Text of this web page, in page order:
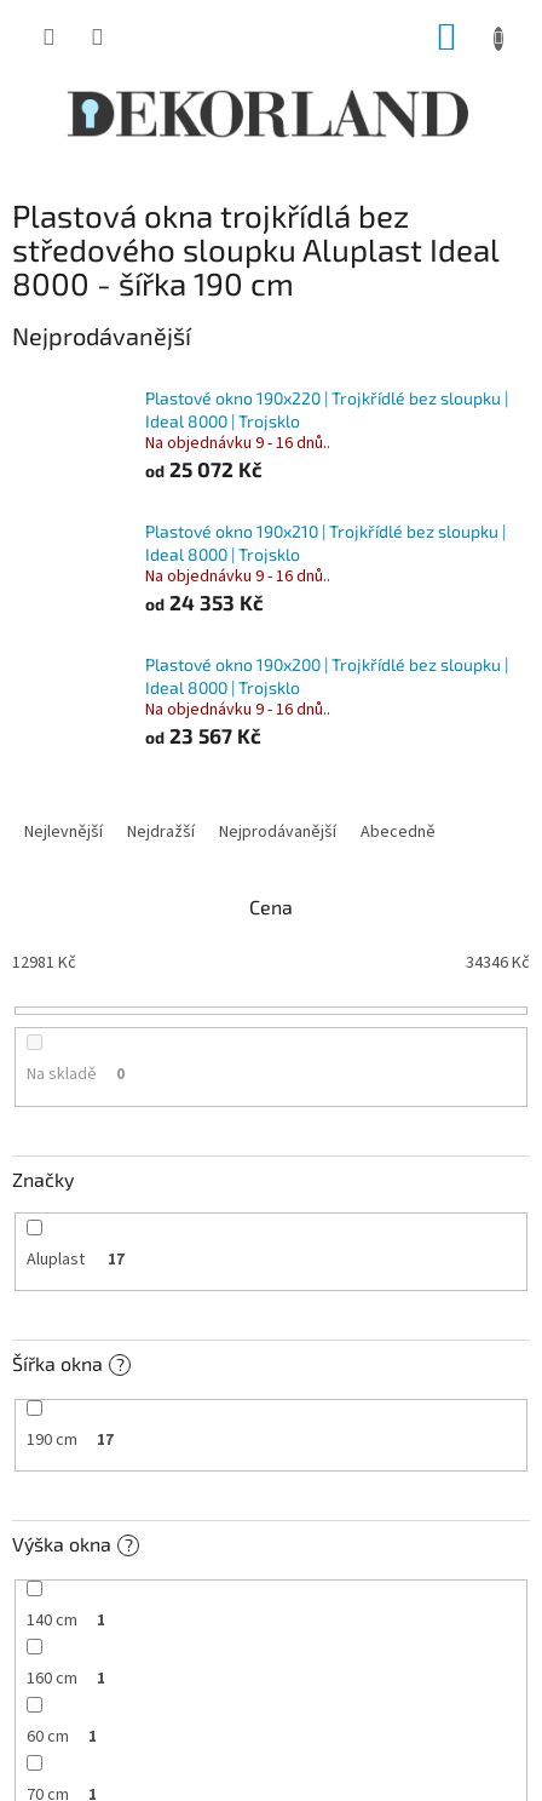
Plastová okna trojkřídlá bez
středového sloupku Aluplast Ideal
8000 - šířka 190 cm
Nejprodávanější
Plastové okno 190x220 | Trojkřídlé bez sloupku |
Ideal 8000 | Trojsklo
Na objednávku 9 - 16 dnů..
od 25 072 Kč
Plastové okno 190x210 | Trojkřídlé bez sloupku |
Ideal 8000 | Trojsklo
Na objednávku 9 - 16 dnů..
od 24 353 Kč
Plastové okno 190x200 | Trojkřídlé bez sloupku |
Ideal 8000 | Trojsklo
Na objednávku 9 - 16 dnů..
od 23 567 Kč
p
o
ů
Nejlevnější Nejdražší Nejprodávanější Abecedně
Cena
12981 Kč 34346Kč
Na skladě 0
Značky
Aluplast 17
Šířka okna ?
190 cm 17
Výška okna ?
140 cm 1
160 cm 1
60 cm 1
70 cm 1